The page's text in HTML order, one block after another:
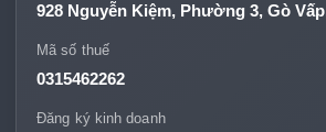
928 Nguyễn Kiệm, Phường 3, Gò
Mã số thuế
0315462262
Đăng ký kinh doanh